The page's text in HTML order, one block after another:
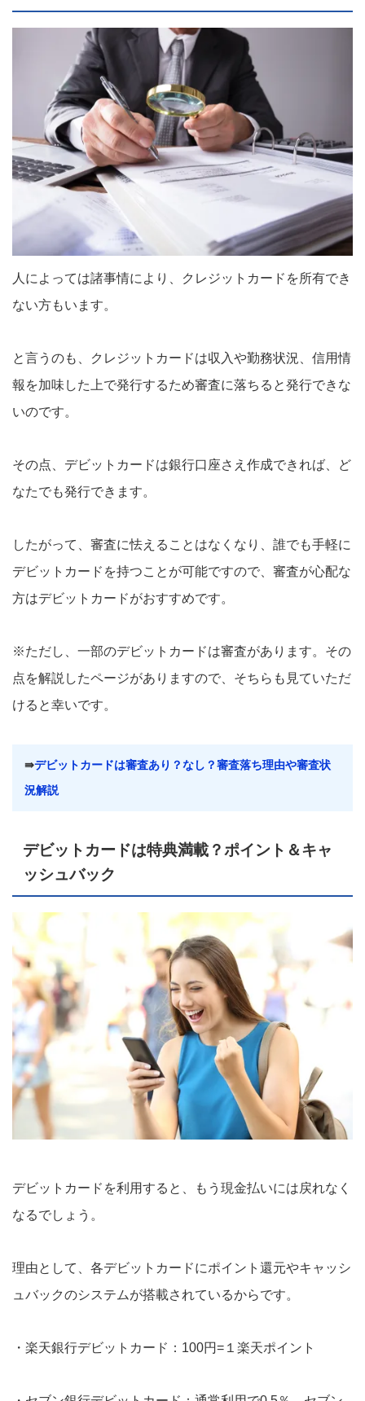
人によっては諸事情により、クレジットカードを所有でき
ない方もいます。
と言うのも、クレジットカードは収入や勤務状況、信用情
報を加味した上で発行するため審査に落ちると発行できな
いのです。
その点、デビットカードは銀行口座さえ作成できれば、ど
なたでも発行できます。
したがって、審査に怯えることはなくなり、誰でも手軽に
デビットカードを持つことが可能ですので、審査が心配な
方はデビットカードがおすすめです。
※ただし、一部のデビットカードは審査があります。その
点を解説したページがありますので、そちらも見ていただ
けると幸いです。
⇛デビットカードは審査あり？なし？審査落ち理由や審査状
況解説
デビットカードは特典満載？ポイント＆キャ
ッシュバック
デビットカードを利用すると、もう現金払いには戻れなく
なるでしょう。
理由として、各デビットカードにポイント還元やキャッシ
ュバックのシステムが搭載されているからです。
・楽天銀行デビットカード：100円=１楽天ポイント